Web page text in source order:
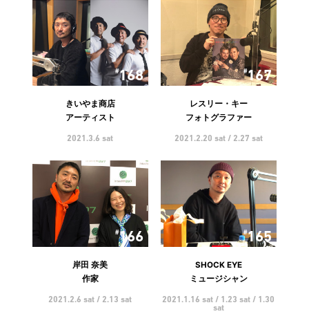
168
きいやま商店
アーティスト
2021.3.6 sat
167
レスリー・キー
フォトグラファー
2021.2.20 sat / 2.27 sat
166
岸田 奈美
作家
2021.2.6 sat / 2.13 sat
165
SHOCK EYE
ミュージシャン
2021.1.16 sat / 1.23 sat / 1.30
sat